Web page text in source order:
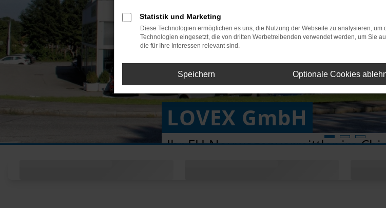
LOVEX GmbH
Ihr EU-Neuwagenvermittler im
Statistik und Marketing
Diese Technologien ermöglichen es uns, die Nutzung der Webseite zu analysieren,
Technologien eingesetzt, die von dritten Werbetreibenden verwendet werden, um Sie
die für Ihre Interessen relevant sind.
Speichern Optionale Cookies